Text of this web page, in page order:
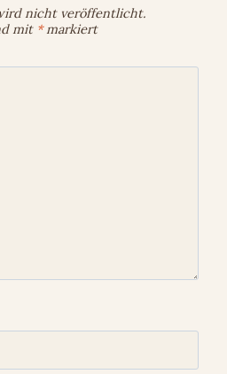
nicht veröffentlicht.
mit *markiert